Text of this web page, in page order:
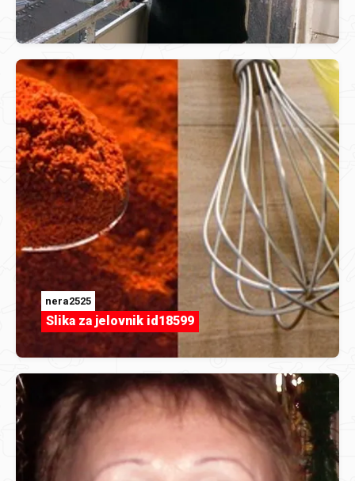
nera2525
Slika za jelovnik id18599